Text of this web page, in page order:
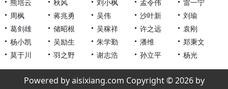
熊培云
秋风 刘小枫 孟令伟
雷一宁
周枫
蒋兆勇 吴伟 沙叶新
刘瑜
葛剑雄
储昭根 吴稼祥 许之远
袁刚
杨小凯
吴励生 朱学勤 潘维
郑秉文
莫于川
羽之野 谢志浩 孙立平 杨光
Powered by aisixiang.com Copyright © 2026 by